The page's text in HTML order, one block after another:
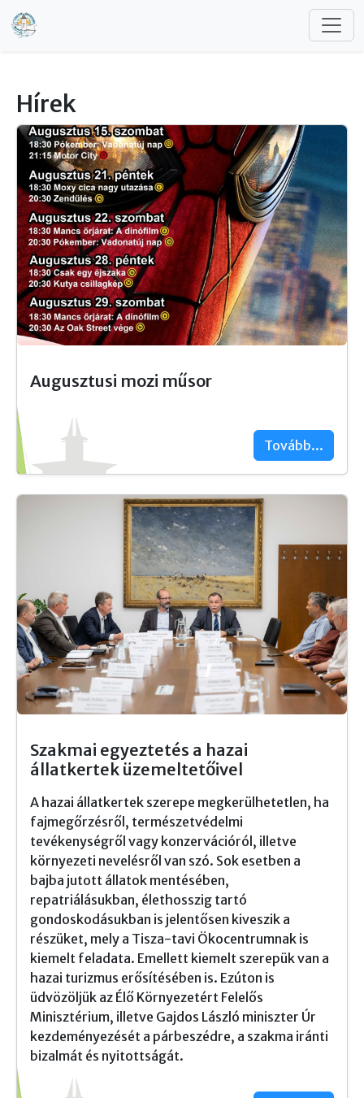
Ugrás a tartalomra
Hírek
Augusztusi mozi műsor
Tovább...
Szakmai egyeztetés a hazai
állatkertek üzemeltetőivel
A hazai állatkertek szerepe megkerülhetetlen, ha
fajmegőrzésről, természetvédelmi
tevékenységről vagy konzervációról, illetve
környezeti nevelésről van szó. Sok esetben a
bajba jutott állatok mentésében,
repatriálásukban, élethosszig tartó
gondoskodásukban is jelentősen kiveszik a
részüket, mely a Tisza-tavi Ökocentrumnak is
kiemelt feladata. Emellett kiemelt szerepük van a
hazai turizmus erősítésében is. Ezúton is
üdvözöljük az Élő Környezetért Felelős
Minisztérium, illetve Gajdos László miniszter Úr
kezdeményezését a párbeszédre, a szakma iránti
bizalmát és nyitottságát.